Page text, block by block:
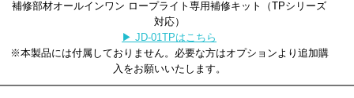
補修部材オールインワン ロープライト専用補修キット（TPシリーズ
対応）
▶ JD-01TPはこちら
※本製品には付属しておりません。必要な方はオプションより追加購
入をお願いいたします。